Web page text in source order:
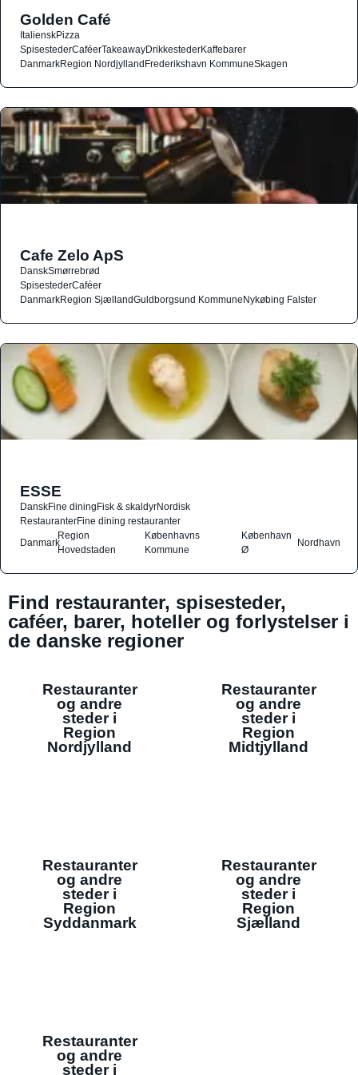
Golden Café
ItalienskPizza
SpisestederCaféerTakeawayDrikkestederKaffebarer
DanmarkRegion NordjyllandFrederikshavn KommuneSkagen
Cafe Zelo ApS
DanskSmørrebrød
SpisestederCaféer
DanmarkRegion SjællandGuldborgsund KommuneNykøbing Falster
ESSE
DanskFine diningFisk & skaldyrNordisk
RestauranterFine dining restauranter
Danmark
Region
Hovedstaden
Københavns
Kommune
København
Ø
Nordhavn
Find restauranter, spisesteder,
caféer, barer, hoteller og forlystelser i
de danske regioner
Restauranter
og andre
steder i
Region
Nordjylland
Restauranter
og andre
steder i
Region
Midtjylland
Restauranter
og andre
steder i
Region
Syddanmark
Restauranter
og andre
steder i
Region
Sjælland
Restauranter
og andre
steder i